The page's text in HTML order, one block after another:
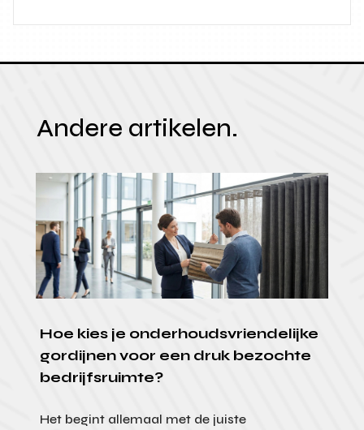
Andere artikelen.
Hoe kies je onderhoudsvriendelijke
gordijnen voor een druk bezochte
bedrijfsruimte?
Het begint allemaal met de juiste